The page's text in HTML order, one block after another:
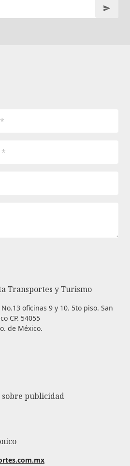
Transportes y Turismo
oficinas 9 y 10. 5to piso. San
CP. 54055
de México.
publicidad